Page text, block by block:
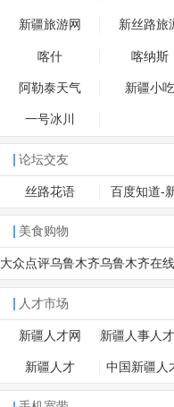
新疆旅游网 新丝路旅
喀什 喀纳斯
阿勒泰天气 新疆小吃
一号冰川
论坛交友
丝路花语 百度知道-
美食购物
大众点评乌鲁木齐乌鲁木齐在
人才市场
新疆人才网 新疆人事人
网
新疆人才 中国新疆人